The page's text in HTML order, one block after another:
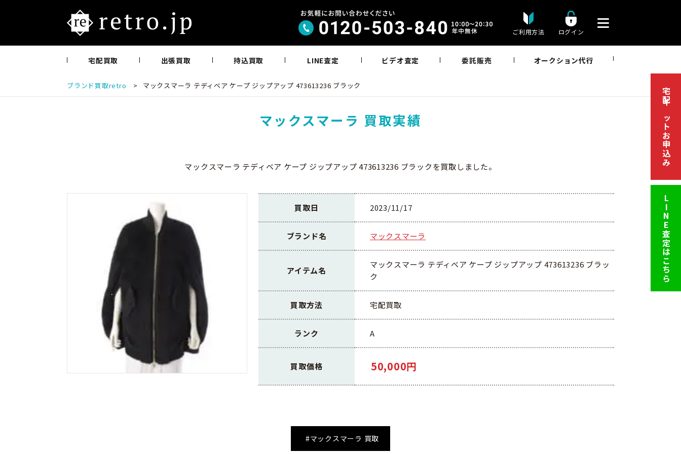
ご利用方法 ログイン
宅配買取 出張買取 持込買取 LINE査定 ビデオ査定 委託販売 オークション代行
ブランド買取retro > マックスマーラ テディベア ケープ ジップアップ 473613236 ブラック
宅配キットお申込み
LINE査定はこちら
マックスマーラ 買取実績
マックスマーラ テディベア ケープ ジップアップ 473613236 ブラックを買取しました。
買取日 2023/11/17
ブランド名 マックスマーラ
アイテム名
マックスマーラ テディベア ケープ ジップアップ 473613236 ブラッ
ク
買取方法 宅配買取
ランク A
買取価格 50,000円
#マックスマーラ 買取